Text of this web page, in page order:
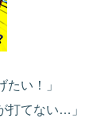
たい！」
打てない…」